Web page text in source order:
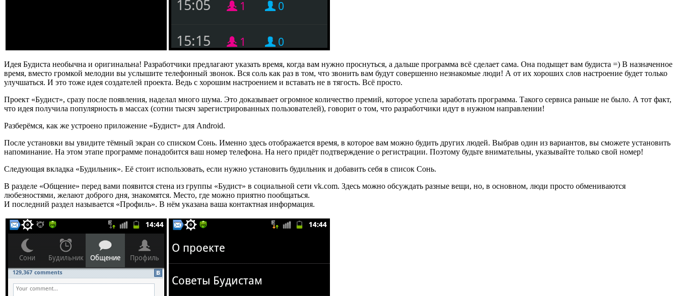
Идея Будиста необычна и оригинальна! Разработчики предлагают указать время, когда вам нужно проснуться, а дальше программа всё сделает сама. Она подыщет вам будиста =) В назначенное
время, вместо громкой мелодии вы услышите телефонный звонок. Вся соль как раз в том, что звонить вам будут совершенно незнакомые люди! А от их хороших слов настроение будет только
улучшаться. И это тоже идея создателей проекта. Ведь с хорошим настроением и вставать не в тягость. Всё просто.
Проект «Будист», сразу после появления, наделал много шума. Это доказывает огромное количество премий, которое успела заработать программа. Такого сервиса раньше не было. А тот факт,
что идея получила популярность в массах (сотни тысяч зарегистрированных пользователей), говорит о том, что разработчики идут в нужном направлении!
Разберёмся, как же устроено приложение «Будист» для Android.
После установки вы увидите тёмный экран со списком Сонь. Именно здесь отображается время, в которое вам можно будить других людей. Выбрав один из вариантов, вы сможете установить
напоминание. На этом этапе программе понадобится ваш номер телефона. На него придёт подтверждение о регистрации. Поэтому будьте внимательны, указывайте только свой номер!
Следующая вкладка «Будильник». Её стоит использовать, если нужно установить будильник и добавить себя в список Сонь.
В разделе «Общение» перед вами появится стена из группы «Будист» в социальной сети vk.com. Здесь можно обсуждать разные вещи, но, в основном, люди просто обмениваются
любезностями, желают доброго дня, знакомятся. Место, где можно приятно пообщаться.
И последний раздел называется «Профиль». В нём указана ваша контактная информация.